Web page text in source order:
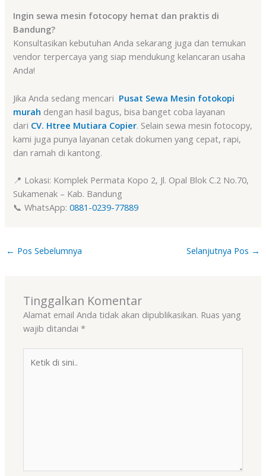
Ingin sewa mesin fotocopy hemat dan praktis di
Bandung?
Konsultasikan kebutuhan Anda sekarang juga dan temukan
vendor terpercaya yang siap mendukung kelancaran usaha
Anda!
Jika Anda sedang mencari Pusat Sewa Mesin fotokopi
murah dengan hasil bagus, bisa banget coba layanan
dari CV. Htree Mutiara Copier. Selain sewa mesin fotocopy,
kami juga punya layanan cetak dokumen yang cepat, rapi,
dan ramah di kantong.
📍 Lokasi: Komplek Permata Kopo 2, Jl. Opal Blok C.2 No.70,
Sukamenak – Kab. Bandung
📞 WhatsApp:0881-0239-77889
← Pos Sebelumnya Selanjutnya Pos →
Tinggalkan Komentar
Alamat email Anda tidak akan dipublikasikan. Ruas yang
wajib ditandai*